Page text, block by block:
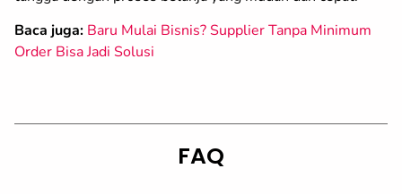
Baca juga: Baru Mulai Bisnis? Supplier Tanpa Minimum
Order Bisa Jadi Solusi
FAQ